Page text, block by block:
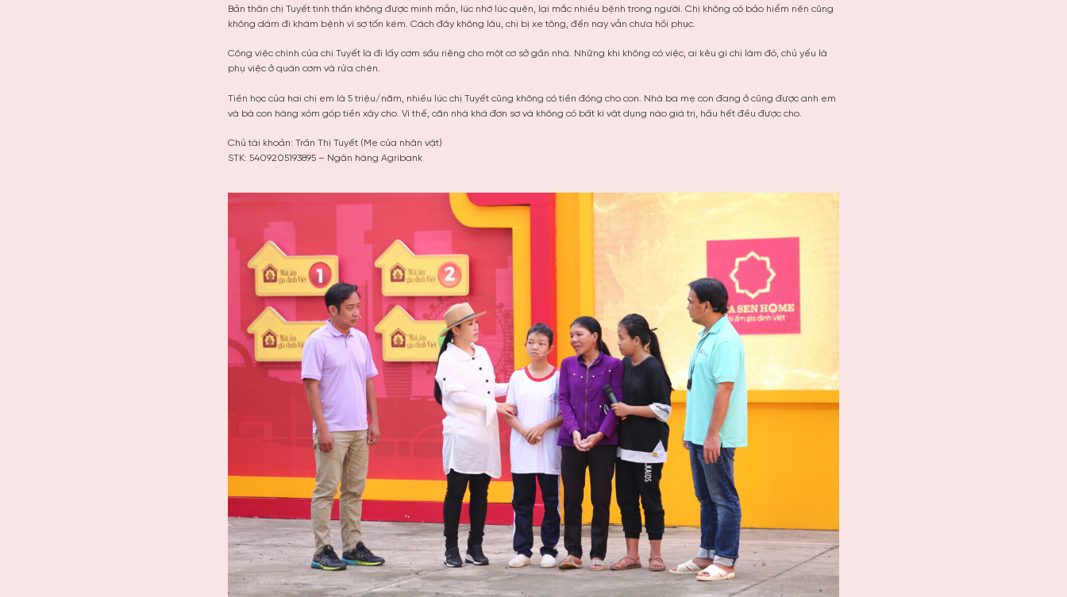
Bản thân chị Tuyết tinh thần không được minh mẫn, lúc nhớ lúc quên, lại mắc nhiều bệnh trong người. Chị không có bảo hiểm nên cũng
không dám đi khám bệnh vì sợ tốn kém. Cách đây không lâu, chị bị xe tông, đến nay vẫn chưa hồi phục.
Công việc chính của chị Tuyết là đi lấy cơm sầu riêng cho một cơ sở gần nhà. Những khi không có việc, ai kêu gì chị làm đó, chủ yếu là
phụ việc ở quán cơm và rửa chén.
Tiền học của hai chị em là 5 triệu/năm, nhiều lúc chị Tuyết cũng không có tiền đóng cho con. Nhà ba mẹ con đang ở cũng được anh em
và bà con hàng xóm góp tiền xây cho. Vì thế, căn nhà khá đơn sơ và không có bất kì vật dụng nào giá trị, hầu hết đều được cho.
Chủ tài khoản: Trần Thị Tuyết (Mẹ của nhân vật)
STK: 5409205193895 – Ngân hàng Agribank